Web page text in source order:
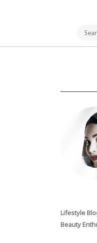
Lifestyle
Beauty